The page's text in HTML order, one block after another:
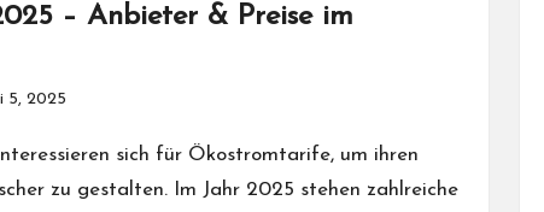
– Anbieter & Preise im
5, 2025
sich für Ökostromtarife, um ihren
zu gestalten. Im Jahr 2025 stehen zahlreiche